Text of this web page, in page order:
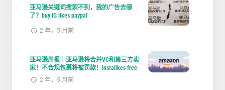
亚马逊关键词搜索不到，我的广告去哪
了？buy IG likes paypal
2 年，5 月前
亚马逊周报｜亚马逊将合并VC和第三方卖
家！不合规包裹将被罚款！instalikes free
2 年，5 月前